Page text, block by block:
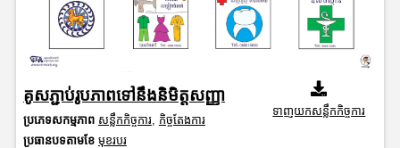
គូសភ្ជាប់រូបភាពទៅនឹងនិមិត្តសញ្ញា
ប្រភេទសកម្មភាព សន្លឹកកិច្ចការ, កិច្ចតែងការ
ប្រធានបទតាមខែ មុខរបរ
ទាញយកសន្លឹកកិច្ចការ